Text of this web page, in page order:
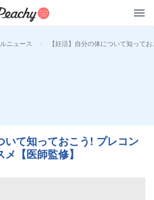
ニュース > 【妊活】自分の体について知って
いて知っておこう! プレコン
【医師監修】